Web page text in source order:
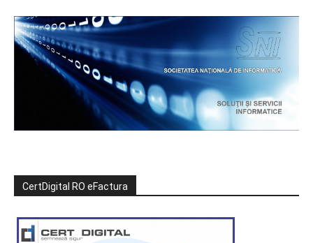
CertDigital RO eFactura